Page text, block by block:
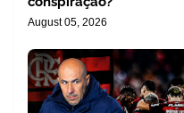
August 05, 2026